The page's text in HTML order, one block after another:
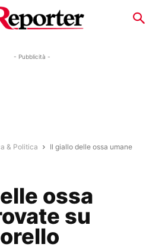
- Pubblicità -
& Politica
Il giallo delle ossa umane
ossa
su